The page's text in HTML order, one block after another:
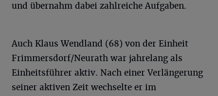
und übernahm dabei zahlreiche Aufgaben.
Auch Klaus Wendland (68) von der Einheit
Frimmersdorf/Neurath war jahrelang als
Einheitsführer aktiv. Nach einer Verlängerung
seiner aktiven Zeit wechselte er im